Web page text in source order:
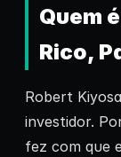
Quem
Rico,
Robert
investidor.
fez com que